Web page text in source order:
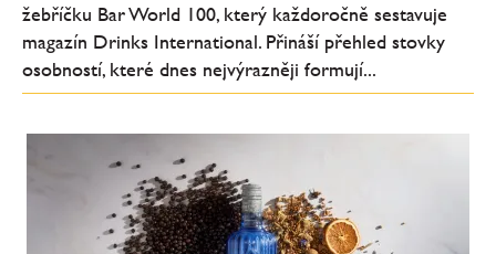
žebříčku Bar World 100, který každoročně sestavuje
magazín Drinks International. Přináší přehled stovky
osobností, které dnes nejvýrazněji formují...